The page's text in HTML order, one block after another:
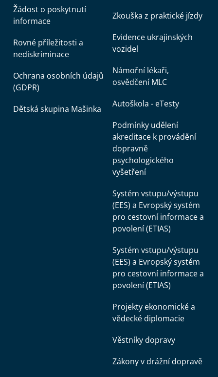
Žádost o poskytnutí
informace
Rovné příležitosti a
nediskriminace
Ochrana osobních údajů
(GDPR)
Dětská skupina Mašinka
Zkouška z praktické jízdy
Evidence ukrajinských
vozidel
Námořní lékaři,
osvědčení MLC
Autoškola - eTesty
Podmínky udělení
akreditace k provádění
dopravně
psychologického
vyšetření
Systém vstupu/výstupu
(EES) a Evropský systém
pro cestovní informace a
povolení (ETIAS)
Systém vstupu/výstupu
(EES) a Evropský systém
pro cestovní informace a
povolení (ETIAS)
Projekty ekonomické a
vědecké diplomacie
Věstníky dopravy
Zákony v drážní dopravě